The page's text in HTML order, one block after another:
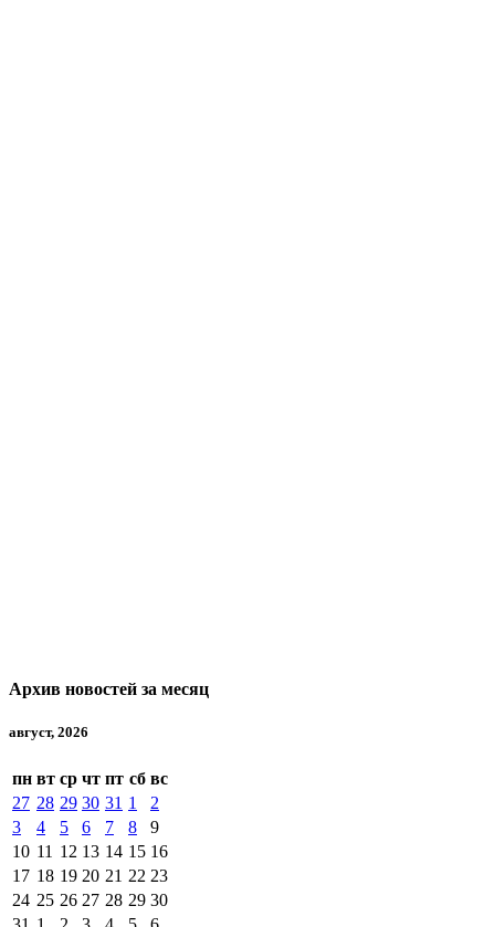
Архив новостей за месяц
август, 2026
пн вт ср чт пт сб вс
27 28 29 30 31 1
2
3
4 5 6 7 8
9
10 11 12 13 14 15 16
17 18 19 20 21 22 23
24 25 26 27 28 29 30